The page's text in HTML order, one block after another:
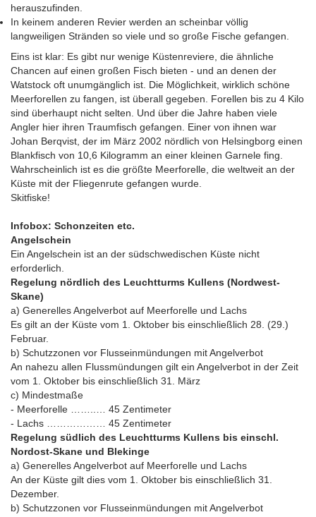
herauszufinden.
In keinem anderen Revier werden an scheinbar völlig
langweiligen Stränden so viele und so große Fische gefangen.
Eins ist klar: Es gibt nur wenige Küstenreviere, die ähnliche
Chancen auf einen großen Fisch bieten - und an denen der
Watstock oft unumgänglich ist. Die Möglichkeit, wirklich schöne
Meerforellen zu fangen, ist überall gegeben. Forellen bis zu 4 Kilo
sind überhaupt nicht selten. Und über die Jahre haben viele
Angler hier ihren Traumfisch gefangen. Einer von ihnen war
Johan Berqvist, der im März 2002 nördlich von Helsingborg einen
Blankfisch von 10,6 Kilogramm an einer kleinen Garnele fing.
Wahrscheinlich ist es die größte Meerforelle, die weltweit an der
Küste mit der Fliegenrute gefangen wurde.
Skitfiske!
Infobox: Schonzeiten etc.
Angelschein
Ein Angelschein ist an der südschwedischen Küste nicht
erforderlich.
Regelung nördlich des Leuchtturms Kullens (Nordwest-
Skane)
a) Generelles Angelverbot auf Meerforelle und Lachs
Es gilt an der Küste vom 1. Oktober bis einschließlich 28. (29.)
Februar.
b) Schutzzonen vor Flusseinmündungen mit Angelverbot
An nahezu allen Flussmündungen gilt ein Angelverbot in der Zeit
vom 1. Oktober bis einschließlich 31. März
c) Mindestmaße
- Meerforelle ……..… 45 Zentimeter
- Lachs ……………… 45 Zentimeter
Regelung südlich des Leuchtturms Kullens bis einschl.
Nordost-Skane und Blekinge
a) Generelles Angelverbot auf Meerforelle und Lachs
An der Küste gilt dies vom 1. Oktober bis einschließlich 31.
Dezember.
b) Schutzzonen vor Flusseinmündungen mit Angelverbot